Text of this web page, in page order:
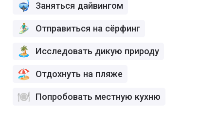
Заняться дайвингом
Отправиться на сёрфинг
Исследовать дикую природу
Отдохнуть на пляже
Попробовать местную кухню